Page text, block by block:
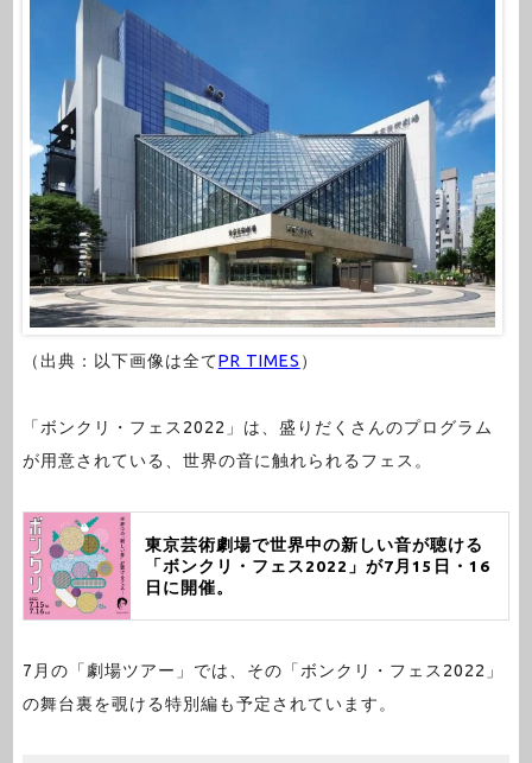
（出典：以下画像は全てPR TIMES ）
「ボンクリ・フェス2022」は、盛りだくさんのプログラム
が用意されている、世界の音に触れられるフェス。
東京芸術劇場で世界中の新しい音が聴ける
「ボンクリ・フェス2022」が7月15日・16
日に開催。
7月の「劇場ツアー」では、その「ボンクリ・フェス2022」
の舞台裏を覗ける特別編も予定されています。